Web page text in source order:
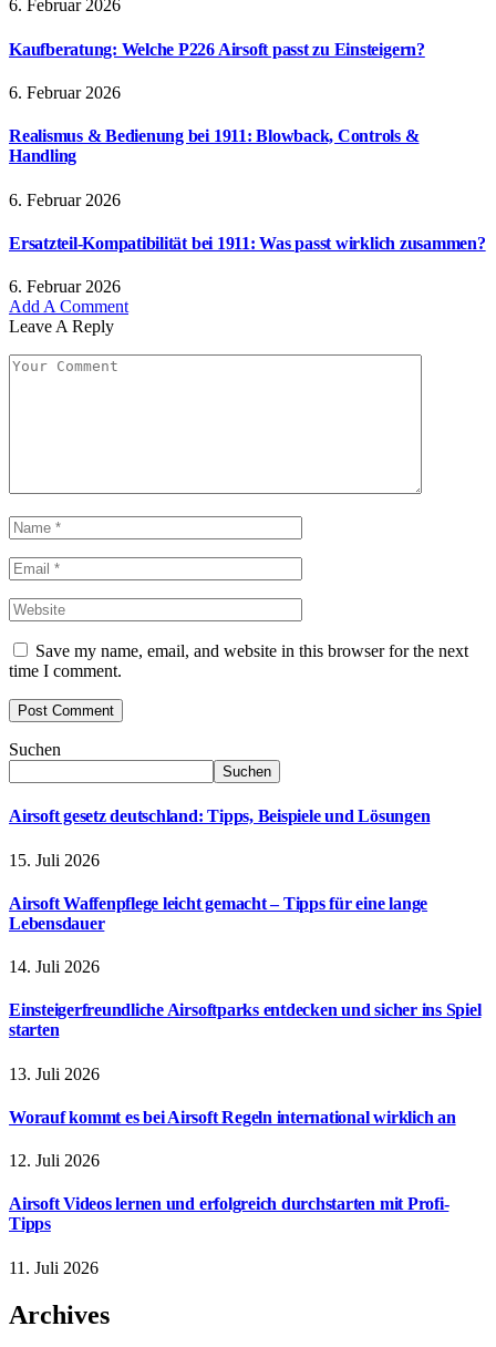
6. Februar 2026
Kaufberatung: Welche P226 Airsoft passt zu Einsteigern?
6. Februar 2026
Realismus & Bedienung bei 1911: Blowback, Controls &
Handling
6. Februar 2026
Ersatzteil-Kompatibilität bei 1911: Was passt wirklich zusammen?
6. Februar 2026
Add A Comment
Leave A Reply
Save my name, email, and website in this browser for the next
time I comment.
Suchen
Suchen
Airsoft gesetz deutschland: Tipps, Beispiele und Lösungen
15. Juli 2026
Airsoft Waffenpflege leicht gemacht – Tipps für eine lange
Lebensdauer
14. Juli 2026
Einsteigerfreundliche Airsoftparks entdecken und sicher ins Spiel
starten
13. Juli 2026
Worauf kommt es bei Airsoft Regeln international wirklich an
12. Juli 2026
Airsoft Videos lernen und erfolgreich durchstarten mit Profi-
Tipps
11. Juli 2026
Archives